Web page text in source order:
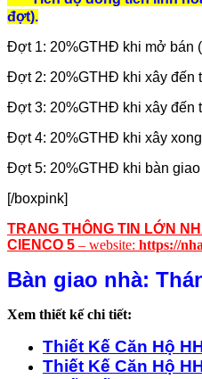
đợt).
Đợt 1: 20%GTHĐ khi mở bán
Đợt 2: 20%GTHĐ khi xây đến
Đợt 3: 20%GTHĐ khi xây đến
Đợt 4: 20%GTHĐ khi xây
Đợt 5: 20%GTHĐ khi bàn giao
[/boxpink]
TRANG THÔNG TIN LỚN
CIENCO 5 – website: https://
Bàn giao nhà:
Xem thiết kế chi tiết:
Thiết Kế Căn Hộ
Thiết Kế Căn Hộ